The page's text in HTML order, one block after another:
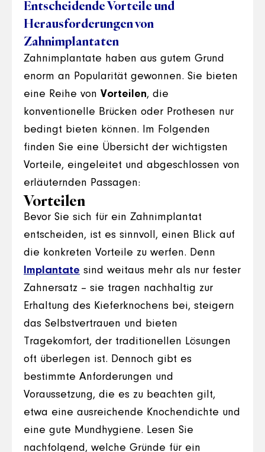
Entscheidende Vorteile und
Herausforderungen von
Zahnimplantaten
Zahnimplantate haben aus gutem Grund
enorm an Popularität gewonnen. Sie bieten
eine Reihe von Vorteilen, die
konventionelle Brücken oder Prothesen nur
bedingt bieten können. Im Folgenden
finden Sie eine Übersicht der wichtigsten
Vorteile, eingeleitet und abgeschlossen von
erläuternden Passagen:
Vorteilen
Bevor Sie sich für ein Zahnimplantat
entscheiden, ist es sinnvoll, einen Blick auf
die konkreten Vorteile zu werfen. Denn
Implantate sind weitaus mehr als nur fester
Zahnersatz – sie tragen nachhaltig zur
Erhaltung des Kieferknochens bei, steigern
das Selbstvertrauen und bieten
Tragekomfort, der traditionellen Lösungen
oft überlegen ist. Dennoch gibt es
bestimmte Anforderungen und
Voraussetzung, die es zu beachten gilt,
etwa eine ausreichende Knochendichte und
eine gute Mundhygiene. Lesen Sie
nachfolgend, welche Gründe für ein